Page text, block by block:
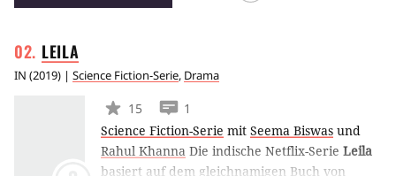
und beleuchtet den Aufstieg der international
LEILA
IN (2019) | Science Fiction-Serie, Drama
15
1
Science Fiction-Serie mit Seema Biswas und
Rahul Khanna Die indische Netflix-Serie Leila
basiert auf dem gleichnamigen Buch von